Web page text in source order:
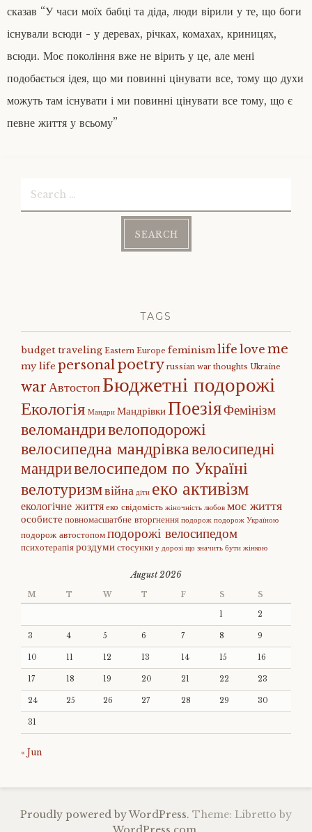
сказав “У часи моїх бабці та діда, люди вірили у те, що боги
існували всюди - у деревах, річках, комахах, криницях,
всюди. Моє покоління вже не вірить у це, але мені
подобається ідея, що ми повинні цінувати все, тому що духи
можуть там існувати і ми повинні цінувати все тому, що є
певне життя у всьому”
TAGS
budget traveling Eastern Europe feminismlife love me
my life personalpoetry russian war thoughts Ukraine
warАвтостопБюджетні подорожі
Екологія Мандри МандрівкиПоезіяФемінізм
веломандривелоподорожі
велосипедна мандрівкавелосипедні
мандривелосипедом по Україні
велотуризмвійна діти еко активізм
екологічне життяеко свідомість жіночність любов моє життя
особисте повномасшатбне вторгнення подорож подорож Україною
подорож автостопомподорожі велосипедом
психотерапіяроздумистосунки у дорозі що значить бути жінкою
August 2026
M T W T F S S
1 2
3 4 5 6 7 8 9
10 11 12 13 14 15 16
17 18 19 20 21 22 23
24 25 26 27 28 29 30
31
« Jun
Proudly powered by WordPress. Theme: Libretto by